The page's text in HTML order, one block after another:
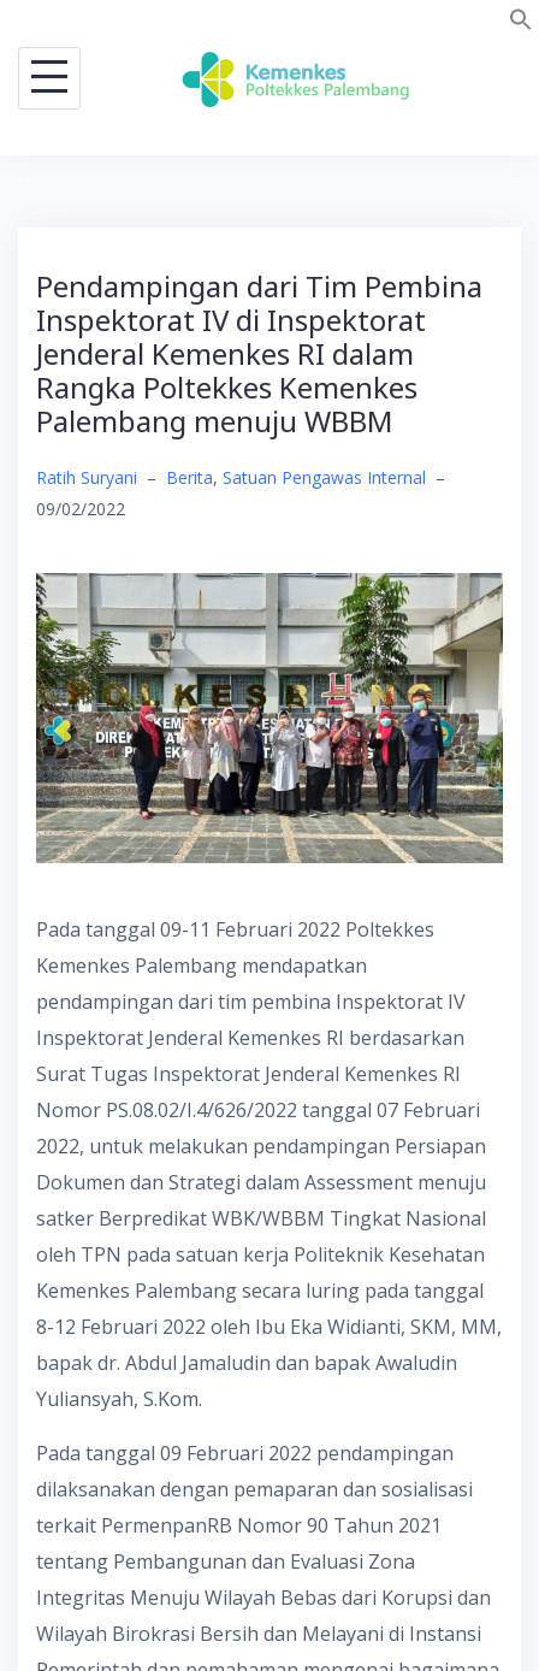
content
Pendampingan dari Tim Pembina
Inspektorat IV di Inspektorat
Jenderal Kemenkes RI dalam
Rangka Poltekkes Kemenkes
Palembang menuju WBBM
Ratih Suryani – Berita, Satuan Pengawas Internal –
09/02/2022
Pada tanggal 09-11 Februari 2022 Poltekkes
Kemenkes Palembang mendapatkan
pendampingan dari tim pembina Inspektorat IV
Inspektorat Jenderal Kemenkes RI berdasarkan
Surat Tugas Inspektorat Jenderal Kemenkes RI
Nomor PS.08.02/I.4/626/2022 tanggal 07 Februari
2022, untuk melakukan pendampingan Persiapan
Dokumen dan Strategi dalam Assessment menuju
satker Berpredikat WBK/WBBM Tingkat Nasional
oleh TPN pada satuan kerja Politeknik Kesehatan
Kemenkes Palembang secara luring pada tanggal
8-12 Februari 2022 oleh Ibu Eka Widianti, SKM, MM,
bapak dr. Abdul Jamaludin dan bapak Awaludin
Yuliansyah, S.Kom.
Pada tanggal 09 Februari 2022 pendampingan
dilaksanakan dengan pemaparan dan sosialisasi
terkait PermenpanRB Nomor 90 Tahun 2021
tentang Pembangunan dan Evaluasi Zona
Integritas Menuju Wilayah Bebas dari Korupsi dan
Wilayah Birokrasi Bersih dan Melayani di Instansi